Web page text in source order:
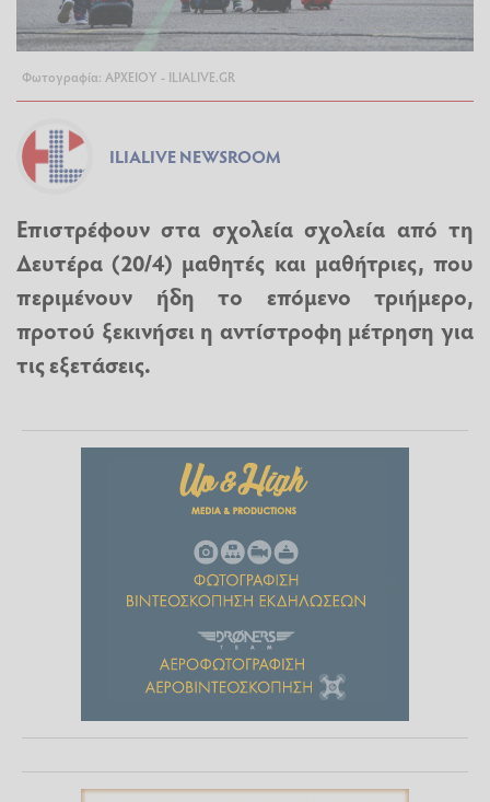
Φωτογραφία: ΑΡΧΕΙΟΥ - ILIALIVE.GR
ILIALIVE NEWSROOM
Επιστρέφουν στα σχολείασχολεία από τη
Δευτέρα (20/4) μαθητές και μαθήτριες, που
περιμένουν ήδη το επόμενο τριήμερο,
προτού ξεκινήσει η αντίστροφη μέτρηση για
τις εξετάσεις.